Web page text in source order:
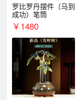
罗比罗丹摆件（马到
成功）笔筒
￥1480